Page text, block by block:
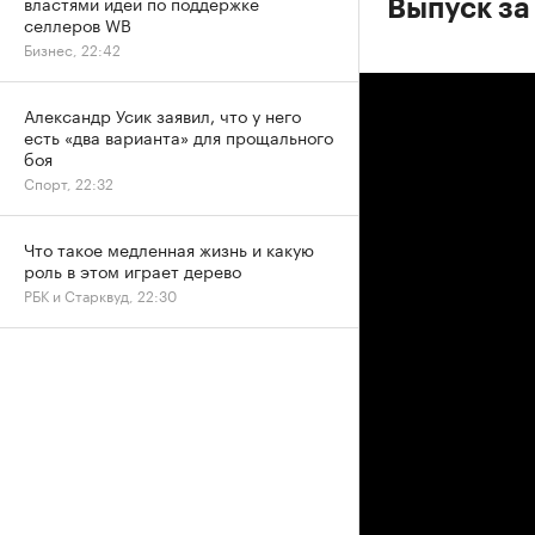
Выпуск
селлеров WB
Бизнес, 22:42
Александр Усик заявил, что у него
есть «два варианта» для прощального
боя
Спорт, 22:32
Что такое медленная жизнь и какую
роль в этом играет дерево
РБК и Старквуд, 22:30